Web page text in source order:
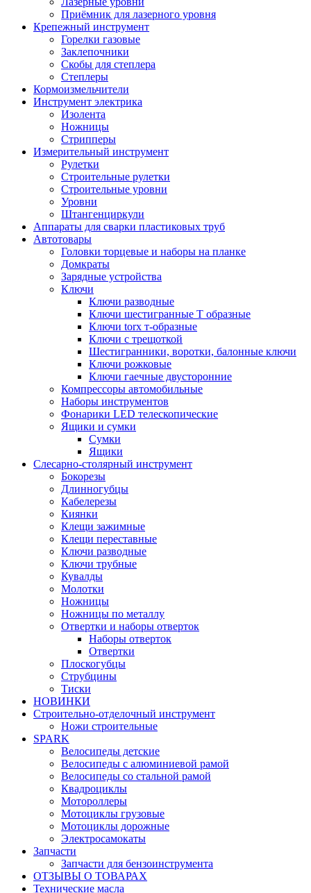
Приёмник для лазерного уровня
Крепежный инструмент
Горелки газовые
Заклепочники
Скобы для степлера
Степлеры
Кормоизмельчители
Инструмент электрика
Изолента
Ножницы
Стрипперы
Измерительный инструмент
Рулетки
Строительные рулетки
Строительные уровни
Уровни
Штангенциркули
Аппараты для сварки пластиковых труб
Автотовары
Головки торцевые и наборы на планке
Домкраты
Зарядные устройства
Ключи
Ключи разводные
Ключи шестигранные Т образные
Ключи torx т-образные
Ключи с трещоткой
Шестигранники, воротки, балонные ключи
Ключи рожковые
Ключи гаечные двусторонние
Компрессоры автомобильные
Наборы инструментов
Фонарики LED телескопические
Ящики и сумки
Сумки
Ящики
Cлесарно-столярный инструмент
Бокорезы
Длинногубцы
Кабелерезы
Киянки
Клещи зажимные
Клещи переставные
Ключи разводные
Ключи трубные
Кувалды
Молотки
Ножницы
Ножницы по металлу
Отвертки и наборы отверток
Наборы отверток
Отвертки
Плоскогубцы
Струбцины
Тиски
НОВИНКИ
Строительно-отделочный инструмент
Ножи строительные
SPARK
Велосипеды детские
Велосипеды с алюминиевой рамой
Велосипеды со стальной рамой
Квадроциклы
Мотороллеры
Мотоциклы грузовые
Мотоциклы дорожные
Электросамокаты
Запчасти
Запчасти для бензоинструмента
ОТЗЫВЫ О ТОВАРАХ
Технические масла